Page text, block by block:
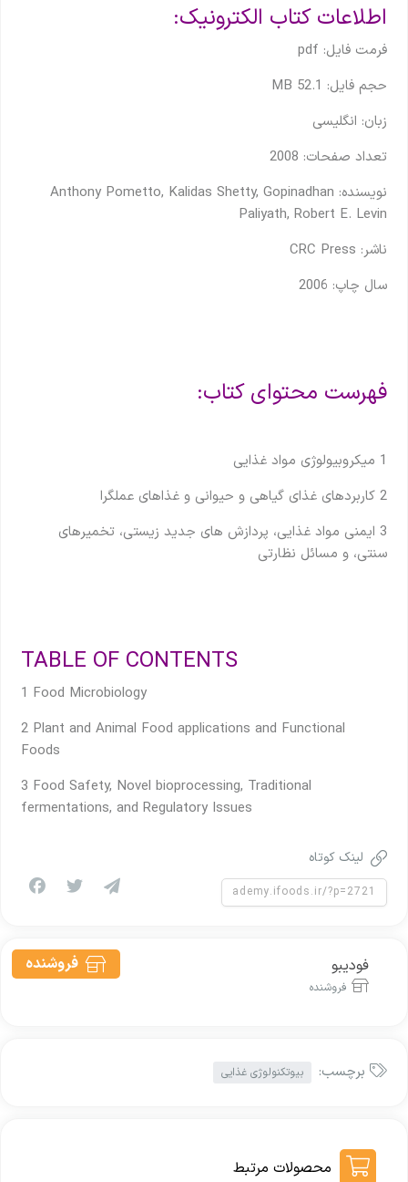
اطلاعات کتاب الکترونیک:
فرمت فایل: pdf
حجم فایل: 52.1 MB
زبان: انگلیسی
تعداد صفحات: 2008
نویسنده: Anthony Pometto, Kalidas Shetty, Gopinadhan
Paliyath, Robert E. Levin
ناشر: ‎CRC Press
سال چاپ: 2006
فهرست محتوای کتاب:
1 میکروبیولوژی مواد غذایی
2 کاربردهای غذای گیاهی و حیوانی و غذاهای عملگرا
3 ایمنی مواد غذایی، پردازش های جدید زیستی، تخمیرهای
سنتی، و مسائل نظارتی
TABLE OF CONTENTS
1 Food Microbiology
2 Plant and Animal Food applications and Functional
Foods
3 Food Safety, Novel bioprocessing, Traditional
fermentations, and Regulatory Issues
لینک کوتاه
فروشنده فودیبو
فروشنده
برچسب: بیوتکنولوژی غذایی
محصولات مرتبط